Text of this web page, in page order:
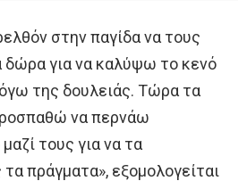
στην παγίδα να τους
δώρα για να καλύψω το κενό
της δουλειάς. Τώρα τα
να περνάω
τους για να τα
πράγματα», εξομολογείται